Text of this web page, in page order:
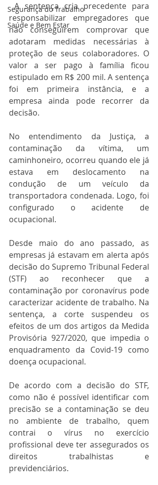
Segurança do Trabalho
Saúde e Bem Estar
A sentença cria precedente para
responsabilizar empregadores que
não conseguirem comprovar que
adotaram medidas necessárias à
proteção de seus colaboradores. O
valor a ser pago à família ficou
estipulado em R$ 200 mil. A sentença
foi em primeira instância, e a
empresa ainda pode recorrer da
decisão.
No entendimento da Justiça, a
contaminação da vítima, um
caminhoneiro, ocorreu quando ele já
estava em deslocamento na
condução de um veículo da
transportadora condenada. Logo, foi
configurado o acidente de
ocupacional.
Desde maio do ano passado, as
empresas já estavam em alerta após
decisão do Supremo Tribunal Federal
(STF) ao reconhecer que a
contaminação por coronavírus pode
caracterizar acidente de trabalho. Na
sentença, a corte suspendeu os
efeitos de um dos artigos da Medida
Provisória 927/2020, que impedia o
enquadramento da Covid-19 como
doença ocupacional.
De acordo com a decisão do STF,
como não é possível identificar com
precisão se a contaminação se deu
no ambiente de trabalho, quem
contrai o vírus no exercício
profissional deve ter assegurados os
direitos trabalhistas e
previdenciários.